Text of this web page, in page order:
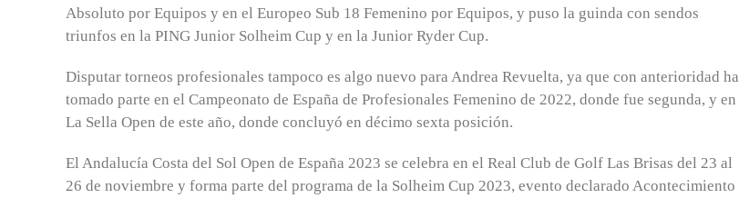
Absoluto por Equipos y en el Europeo Sub 18 Femenino por Equipos, y puso la guinda con sendos
triunfos en la PING Junior Solheim Cup y en la Junior Ryder Cup.
Disputar torneos profesionales tampoco es algo nuevo para Andrea Revuelta, ya que con anterioridad ha
tomado parte en el Campeonato de España de Profesionales Femenino de 2022, donde fue segunda, y en
La Sella Open de este año, donde concluyó en décimo sexta posición.
El Andalucía Costa del Sol Open de España 2023 se celebra en el Real Club de Golf Las Brisas del 23 al
26 de noviembre y forma parte del programa de la Solheim Cup 2023, evento declarado Acontecimiento